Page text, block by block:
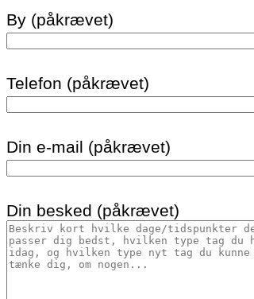
By (påkrævet)
Telefon (påkrævet)
Din e-mail (påkrævet)
Din besked (påkrævet)